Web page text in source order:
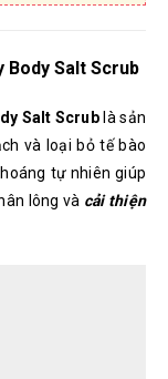
Body Salt Scrub
Salt Scrub là sản
và loại bỏ tế bào
tự nhiên giúp
lông và cải thiện